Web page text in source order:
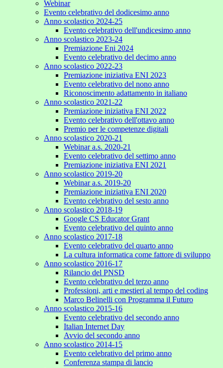
Webinar
Evento celebrativo del dodicesimo anno
Anno scolastico 2024-25
Evento celebrativo dell'undicesimo anno
Anno scolastico 2023-24
Premiazione Eni 2024
Evento celebrativo del decimo anno
Anno scolastico 2022-23
Premiazione iniziativa ENI 2023
Evento celebrativo del nono anno
Riconoscimento adattamento in italiano
Anno scolastico 2021-22
Premiazione iniziativa ENI 2022
Evento celebrativo dell'ottavo anno
Premio per le competenze digitali
Anno scolastico 2020-21
Webinar a.s. 2020-21
Evento celebrativo del settimo anno
Premiazione iniziativa ENI 2021
Anno scolastico 2019-20
Webinar a.s. 2019-20
Premiazione iniziativa ENI 2020
Evento celebrativo del sesto anno
Anno scolastico 2018-19
Google CS Educator Grant
Evento celebrativo del quinto anno
Anno scolastico 2017-18
Evento celebrativo del quarto anno
La cultura informatica come fattore di sviluppo
Anno scolastico 2016-17
Rilancio del PNSD
Evento celebrativo del terzo anno
Professioni, arti e mestieri al tempo del coding
Marco Belinelli con Programma il Futuro
Anno scolastico 2015-16
Evento celebrativo del secondo anno
Italian Internet Day
Avvio del secondo anno
Anno scolastico 2014-15
Evento celebrativo del primo anno
Conferenza stampa di lancio